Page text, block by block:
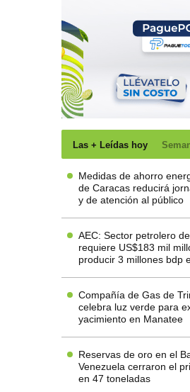
Las + Leídas hoy
Medidas de ahorro
de Caracas reducirá
y de atención al público
AEC: Sector petrolero
requiere US$183 mil
producir 3 millones bdp
Compañía de Gas de
celebra luz verde para
yacimiento en Manatee
Reservas de oro en el
Venezuela cerraron el
en 47 toneladas